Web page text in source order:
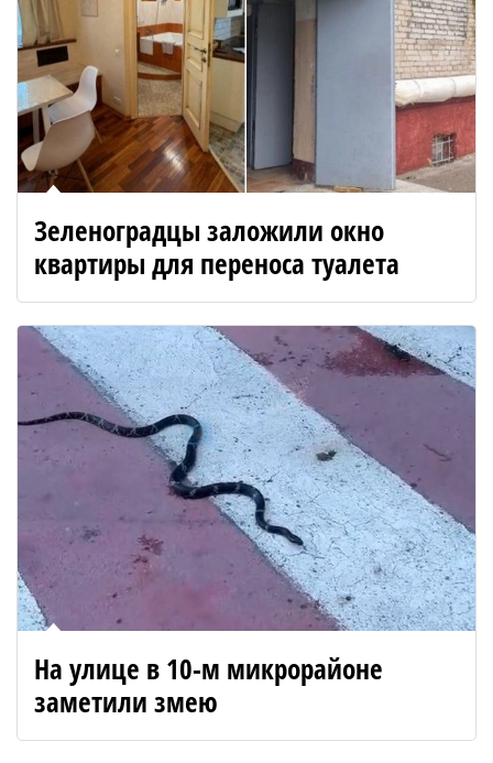
Зеленоградцы заложили окно
квартиры для переноса туалета
На улице в 10-м микрорайоне
заметили змею